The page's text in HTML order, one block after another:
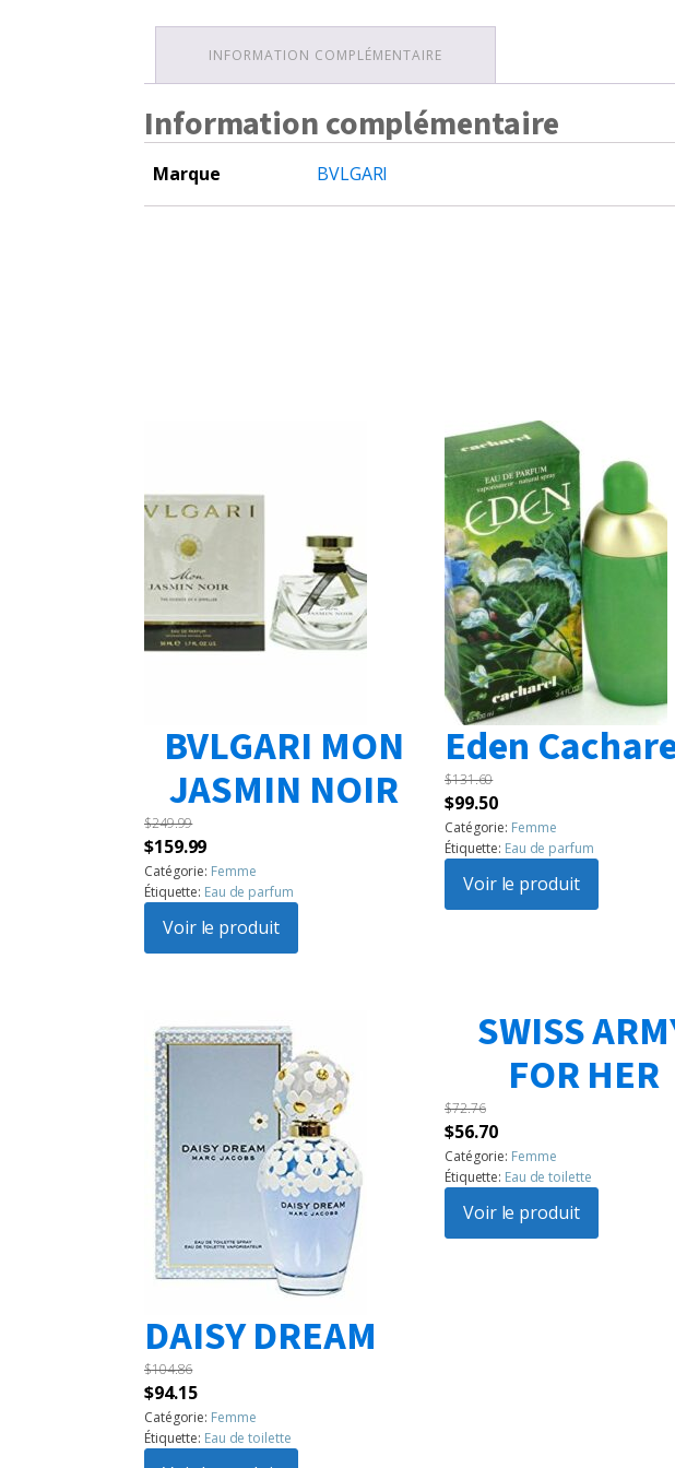
INFORMATION COMPLÉMENTAIRE
Information complémentaire
Marque BVLGARI
BVLGARI MON
JASMIN NOIR
$249.99
Le
prix
initial
était :
$249.99.
$159.99Le
prix
actuel
est :
$159.99.
Catégorie: Femme
Étiquette: Eau de parfum
Voir le produit
Eden
$131.60
Le
prix
initial
était :
$131.60.
$99.50Le
prix
actuel
est :
$99.50.
Catégorie: Femme
Étiquette: Eau de parfum
Voir le produit
DAISY DREAM
$104.86
Le
prix
initial
$94.15Le
prix
actuel
Catégorie: Femme
Étiquette: Eau de toilette
SWISS
FOR HER
$72.76
Le
prix
initial
était :
$72.76.
$56.70Le
prix
actuel
est :
$56.70.
Catégorie: Femme
Étiquette: Eau de toilette
Voir le produit